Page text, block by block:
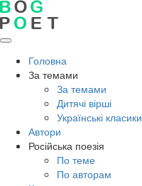
Головна
За темами
За темами
Дитячі вірші
Українські класики
Автори
Російська поезія
По теме
По авторам